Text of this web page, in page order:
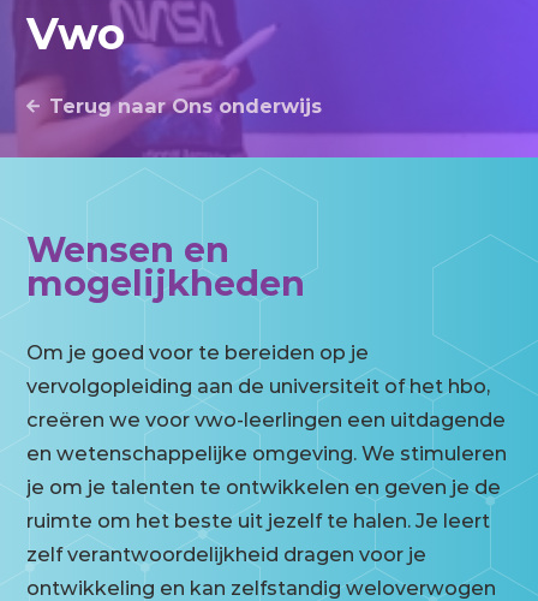
Vwo
Terug naar Ons onderwijs
Wensen en
mogelijkheden
Om je goed voor te bereiden op je
vervolgopleiding aan de universiteit of het hbo,
creëren we voor vwo-leerlingen een uitdagende
en wetenschappelijke omgeving. We stimuleren
je om je talenten te ontwikkelen en geven je de
ruimte om het beste uit jezelf te halen. Je leert
zelf verantwoordelijkheid dragen voor je
ontwikkeling en kan zelfstandig weloverwogen